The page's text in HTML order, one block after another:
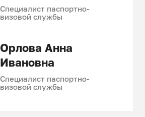
Специалист паспортно-
визовой службы
Орлова Анна
Ивановна
Специалист паспортно-
визовой службы